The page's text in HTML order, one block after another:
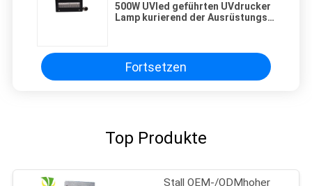
500W UVled geführten UVdrucker
Lamp kurierend der Ausrüstungs-
Fortsetzen
Top Produkte
Stall OEM-/ODMhoher